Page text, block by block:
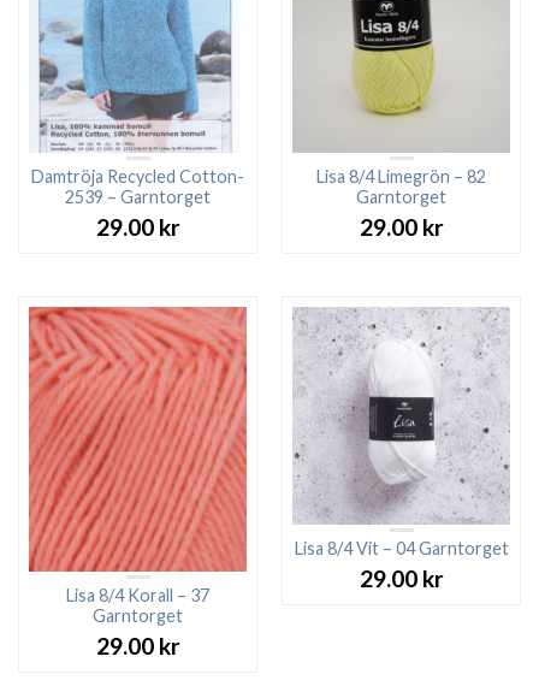
Damtröja Recycled Cotton-
2539 – Garntorget
29.00 kr
Lisa 8/4 Limegrön – 82
Garntorget
29.00 kr
Lisa 8/4 Korall – 37
Garntorget
29.00 kr
Lisa 8/4 Vit – 04 Garntorget
29.00 kr